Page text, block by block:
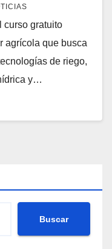
curso gratuito
agrícola que busca
de riego,
y…
Buscar